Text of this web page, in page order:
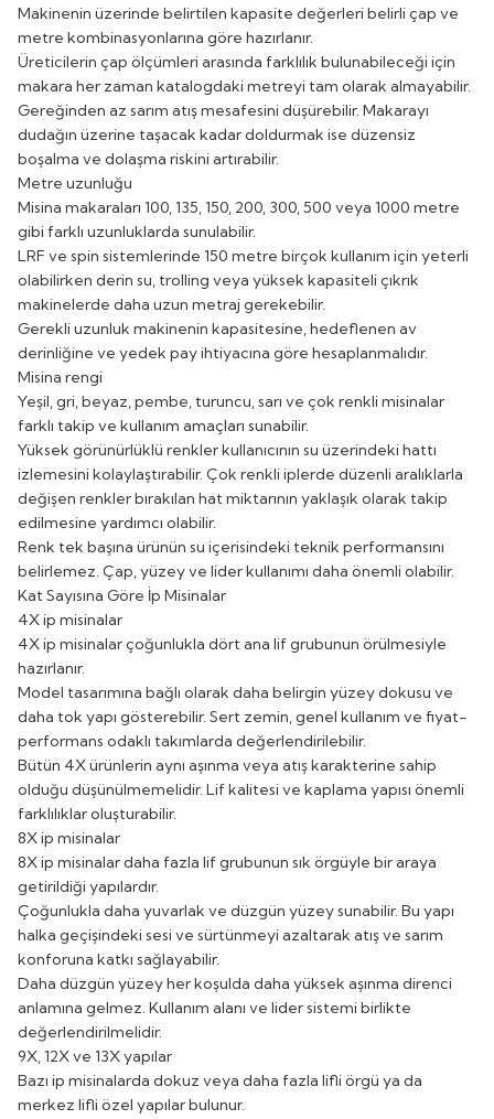
Makinenin üzerinde belirtilen kapasite değerleri belirli çap ve
metre kombinasyonlarına göre hazırlanır.
Üreticilerin çap ölçümleri arasında farklılık bulunabileceği için
makara her zaman katalogdaki metreyi tam olarak almayabilir.
Gereğinden az sarım atış mesafesini düşürebilir. Makarayı
dudağın üzerine taşacak kadar doldurmak ise düzensiz
boşalma ve dolaşma riskini artırabilir.
Metre uzunluğu
Misina makaraları 100, 135, 150, 200, 300, 500 veya 1000 metre
gibi farklı uzunluklarda sunulabilir.
LRF ve spin sistemlerinde 150 metre birçok kullanım için yeterli
olabilirken derin su, trolling veya yüksek kapasiteli çıkrık
makinelerde daha uzun metraj gerekebilir.
Gerekli uzunluk makinenin kapasitesine, hedeflenen av
derinliğine ve yedek pay ihtiyacına göre hesaplanmalıdır.
Misina rengi
Yeşil, gri, beyaz, pembe, turuncu, sarı ve çok renkli misinalar
farklı takip ve kullanım amaçları sunabilir.
Yüksek görünürlüklü renkler kullanıcının su üzerindeki hattı
izlemesini kolaylaştırabilir. Çok renkli iplerde düzenli aralıklarla
değişen renkler bırakılan hat miktarının yaklaşık olarak takip
edilmesine yardımcı olabilir.
Renk tek başına ürünün su içerisindeki teknik performansını
belirlemez. Çap, yüzey ve lider kullanımı daha önemli olabilir.
Kat Sayısına Göre İp Misinalar
4X ip misinalar
4X ip misinalar çoğunlukla dört ana lif grubunun örülmesiyle
hazırlanır.
Model tasarımına bağlı olarak daha belirgin yüzey dokusu ve
daha tok yapı gösterebilir. Sert zemin, genel kullanım ve fiyat-
performans odaklı takımlarda değerlendirilebilir.
Bütün 4X ürünlerin aynı aşınma veya atış karakterine sahip
olduğu düşünülmemelidir. Lif kalitesi ve kaplama yapısı önemli
farklılıklar oluşturabilir.
8X ip misinalar
8X ip misinalar daha fazla lif grubunun sık örgüyle bir araya
getirildiği yapılardır.
Çoğunlukla daha yuvarlak ve düzgün yüzey sunabilir. Bu yapı
halka geçişindeki sesi ve sürtünmeyi azaltarak atış ve sarım
konforuna katkı sağlayabilir.
Daha düzgün yüzey her koşulda daha yüksek aşınma direnci
anlamına gelmez. Kullanım alanı ve lider sistemi birlikte
değerlendirilmelidir.
9X, 12X ve 13X yapılar
Bazı ip misinalarda dokuz veya daha fazla lifli örgü ya da
merkez lifli özel yapılar bulunur.